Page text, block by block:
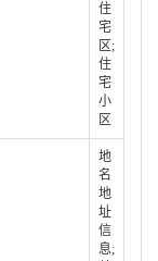
住
宅
区;
住
宅
小
区
地
名
地
址
信
息;